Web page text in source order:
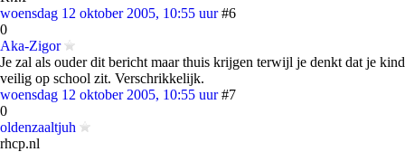
woensdag 12 oktober 2005, 10:55 uur #6
0
Aka-Zigor
Je zal als ouder dit bericht maar thuis krijgen terwijl je denkt dat je kind
veilig op school zit. Verschrikkelijk.
woensdag 12 oktober 2005, 10:55 uur #7
0
oldenzaaltjuh
rhcp.nl